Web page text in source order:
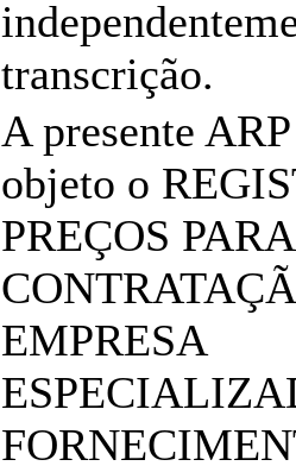
transcrição.
A presente
objeto o
PREÇOS PARA
EMPRESA